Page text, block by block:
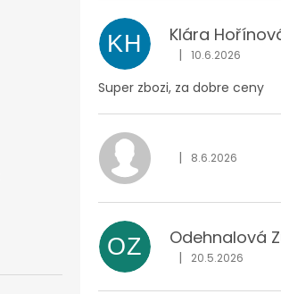
KH Klára
Hodnocení
| 10.6.2026
Super zbozi, za dobre ceny
Hodnocení
| 8.6.2026
OZ Odehnalová
Hodnocení
| 20.5.2026